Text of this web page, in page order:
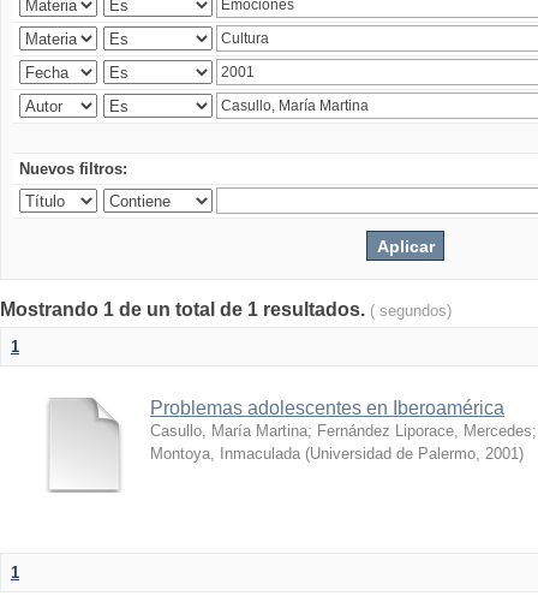
Nuevos filtros:
Mostrando 1 de un total de 1 resultados. ( segundos)
1
Problemas adolescentes en Iberoamérica
Casullo, María Martina; Fernández Liporace, Mercedes
Montoya, Inmaculada (Universidad de Palermo, 2001)
1